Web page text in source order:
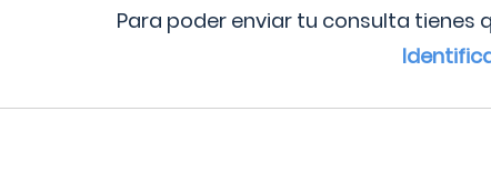
Para poder enviar tu consulta tienes